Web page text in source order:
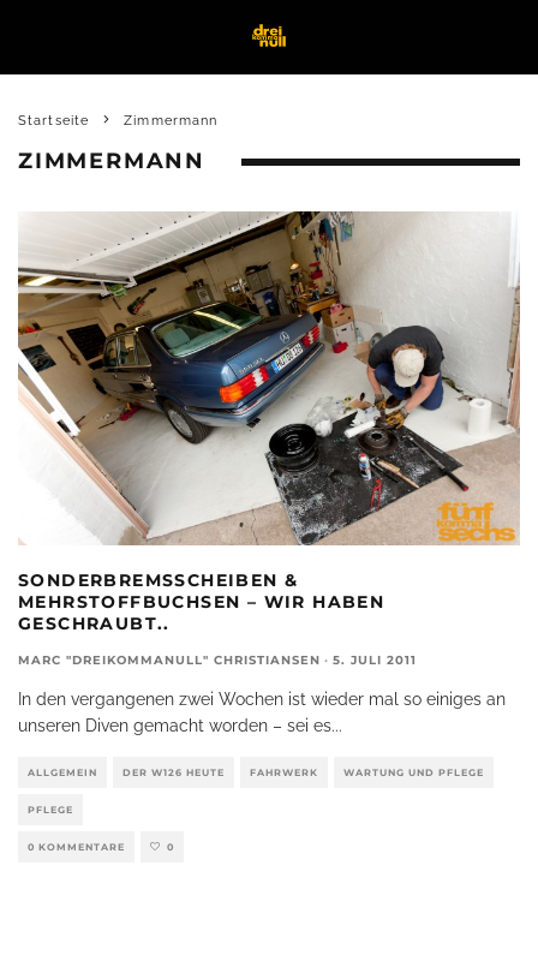
Startseite Zimmermann
ZIMMERMANN
SONDERBREMSSCHEIBEN &
MEHRSTOFFBUCHSEN – WIR HABEN
GESCHRAUBT..
MARC "DREIKOMMANULL" CHRISTIANSEN · 5. JULI 2011
In den vergangenen zwei Wochen ist wieder mal so einiges an
unseren Diven gemacht worden – sei es...
ALLGEMEIN DER W126 HEUTE FAHRWERK WARTUNG UND PFLEGE
PFLEGE
0 KOMMENTARE 0